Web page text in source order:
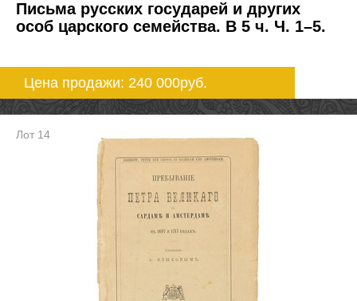
Письма русских государей и других
особ царского семейства. В 5 ч. Ч. 1–5.
Цена продажи: 240 000руб.
Лот 14